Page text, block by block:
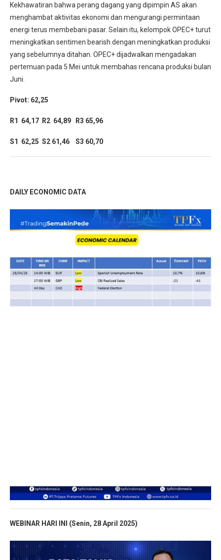
Kekhawatiran bahwa perang dagang yang dipimpin AS akan
menghambat aktivitas ekonomi dan mengurangi permintaan
energi terus membebani pasar. Selain itu, kelompok OPEC+ turut
meningkatkan sentimen bearish dengan meningkatkan produksi
yang sebelumnya ditahan. OPEC+ dijadwalkan mengadakan
pertemuan pada 5 Mei untuk membahas rencana produksi bulan
Juni.
Pivot: 62,25
R1 64,17 R2 64,89 R3 65,96
S1 62,25 S2 61,46 S3 60,70
DAILY ECONOMIC DATA
WEBINAR HARI INI (Senin, 28 April 2025)